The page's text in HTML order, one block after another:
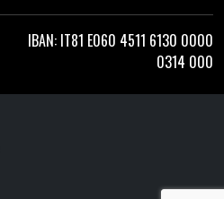
IBAN: IT81 E060 4511 6130 0000
0314 000